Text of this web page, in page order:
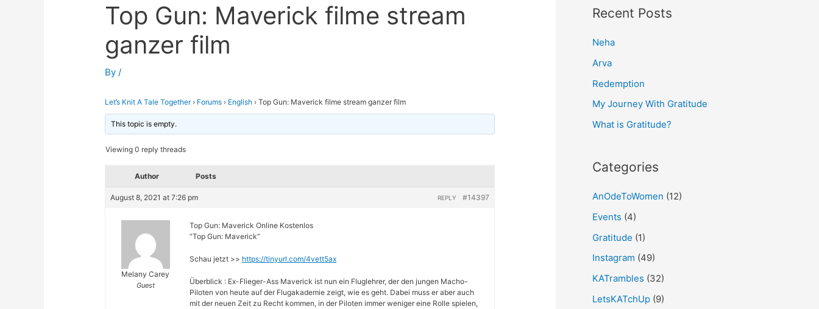
Top Gun: Maverick filme stream
ganzer film
By/
Let’s Knit A Tale Together › Forums › English › Top Gun: Maverick filme stream ganzer film
This topic is empty.
Viewing 0 reply threads
Author Posts
August 8, 2021 at 7:26 pm #14397
REPLY
Melany Carey
Guest
Top Gun: Maverick Online Kostenlos
“Top Gun: Maverick”
Schau jetzt >> https://tinyurl.com/4vett5ax
Überblick : Ex-Flieger-Ass Maverick ist nun ein Fluglehrer, der den jungen Macho-
Piloten von heute auf der Flugakademie zeigt, wie es geht. Dabei muss er aber auch
mit der neuen Zeit zu Recht kommen, in der Piloten immer weniger eine Rolle spielen,
r
f
o
r
:
Recent Posts
Neha
Arva
Redemption
My Journey With Gratitude
What is Gratitude?
Categories
AnOdeToWomen (12)
Events (4)
Gratitude (1)
Instagram (49)
KATrambles (32)
LetsKATchUp (9)